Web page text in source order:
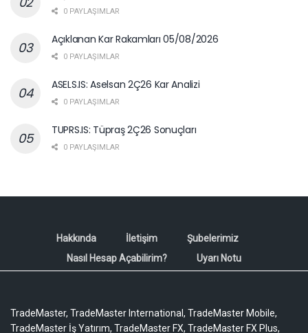
0 PAYLAŞIMLAR
Açıklanan Kar Rakamları 05/08/2026
0 PAYLAŞIMLAR
ASELS.IS: Aselsan 2Ç26 Kar Analizi
0 PAYLAŞIMLAR
TUPRS.IS: Tüpraş 2Ç26 Sonuçları
0 PAYLAŞIMLAR
Hakkında İletişim
Şubelerimiz
Nasıl Hesap Açabilirim?
Uyarı Notu
TradeMaster, TradeMaster International, TradeMaster Mobile,
TradeMaster İş Yatırım, TradeMaster FX, TradeMaster FX Plus,